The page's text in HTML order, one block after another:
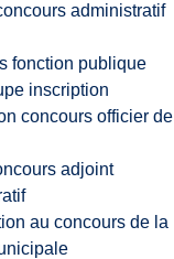
administratif
fonction publique
inscription
concours officier de
adjoint
au concours de la